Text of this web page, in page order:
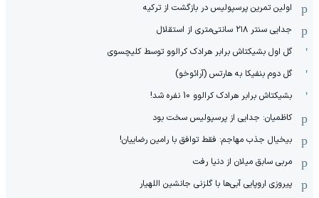
اولین تمرین پرسپولیس در بازگشت از ترکیه
جدایی سنتر ۲۱۸ سانتی‌متری از استقلال
گل اول بشیکتاش برابر هرادک کرالوو توسط کلیچسوی
گل دوم بنفیکا به هارتس (آرائوخو)
بشیکتاش برابر هرادک کرالوو 10 نفره شد!
کاظمیان: جدایی از پرسپولیس سخت بود
بیخیال جذب مهاجم: فقط توافق با رامین رضاییان!
مربی سابق میلان از دنیا رفت
پیروزی اروپایی آبی‌ها با گلزنی جانشین اللهیار